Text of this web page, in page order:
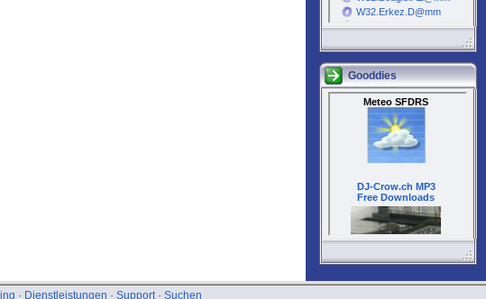
Gooddies
· Dienstleistungen · Support · Suchen